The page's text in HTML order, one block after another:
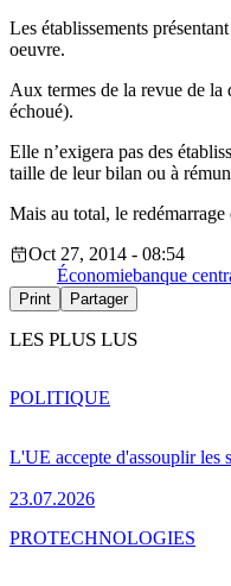
Les établissements
oeuvre.
Aux termes de la revue de la
échoué).
Elle n’exigera pas des
taille de leur bilan ou à
Mais au total, le
Oct 27, 2014 - 08:54
Économiebanque
Print Partager
LES PLUS LUS
L'UE accepte d'assouplir les
23.07.2026
POLITIQUE
PROTECHNOLOGIES